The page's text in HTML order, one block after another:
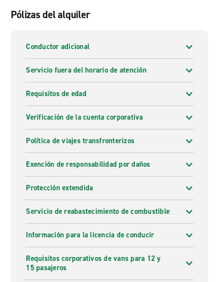
Pólizas del alquiler
Conductor adicional
Servicio fuera del horario de atención
Requisitos de edad
Verificación de la cuenta corporativa
Política de viajes transfronterizos
Exención de responsabilidad por daños
Protección extendida
Servicio de reabastecimiento de combustible
Información para la licencia de conducir
Requisitos corporativos de vans para 12 y
15 pasajeros